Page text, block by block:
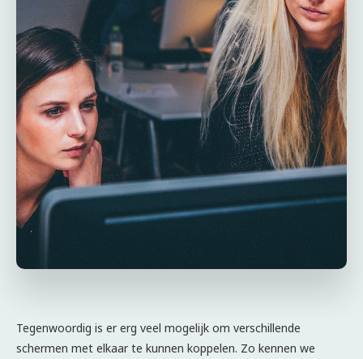
Tegenwoordig is er erg veel mogelijk om verschillende
schermen met elkaar te kunnen koppelen. Zo kennen we